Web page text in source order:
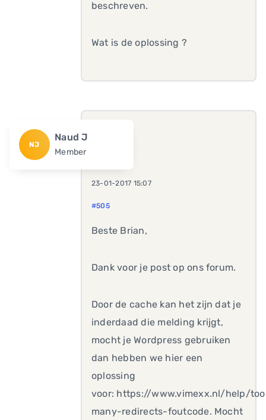
beschreven.
Wat is de oplossing ?
NJ
Naud J
Member
23-01-2017 15:07
#505
Beste Brian,
Dank voor je post op ons forum.
Door de cache kan het zijn dat je
inderdaad die melding krijgt,
mocht je Wordpress gebruiken
dan hebben we hier een
oplossing
voor: https://www.vimexx.nl/help/
many-redirects-foutcode. Mocht